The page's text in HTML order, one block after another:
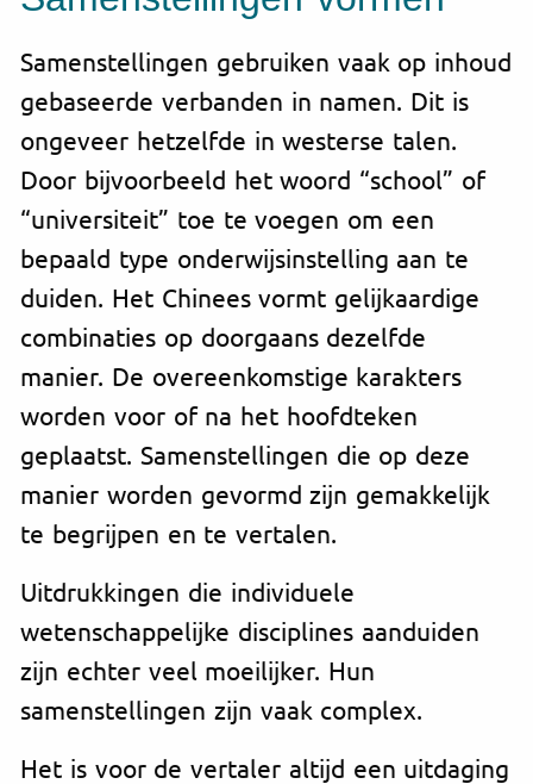
Samenstellingen gebruiken vaak op inhoud
gebaseerde verbanden in namen. Dit is
ongeveer hetzelfde in westerse talen.
Door bijvoorbeeld het woord “school” of
“universiteit” toe te voegen om een
bepaald type onderwijsinstelling aan te
duiden. Het Chinees vormt gelijkaardige
combinaties op doorgaans dezelfde
manier. De overeenkomstige karakters
worden voor of na het hoofdteken
geplaatst. Samenstellingen die op deze
manier worden gevormd zijn gemakkelijk
te begrijpen en te vertalen.
Uitdrukkingen die individuele
wetenschappelijke disciplines aanduiden
zijn echter veel moeilijker. Hun
samenstellingen zijn vaak complex.
Het is voor de vertaler altijd een uitdaging